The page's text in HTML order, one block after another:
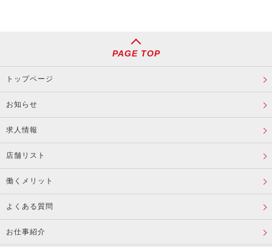
PAGE TOP
トップページ
お知らせ
求人情報
店舗リスト
働くメリット
よくある質問
お仕事紹介